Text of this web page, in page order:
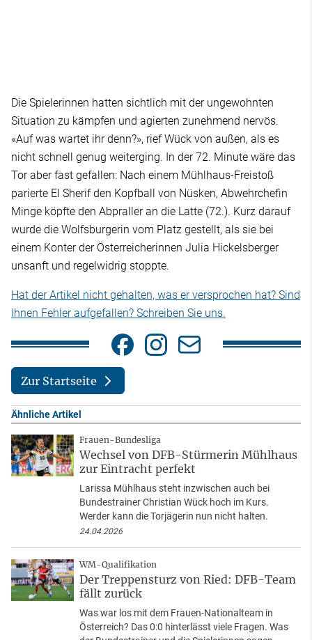
Die Spielerinnen hatten sichtlich mit der ungewohnten
Situation zu kämpfen und agierten zunehmend nervös.
«Auf was wartet ihr denn?», rief Wück von außen, als es
nicht schnell genug weiterging. In der 72. Minute wäre das
Tor aber fast gefallen: Nach einem Mühlhaus-Freistoß
parierte El Sherif den Kopfball von Nüsken, Abwehrchefin
Minge köpfte den Abpraller an die Latte (72.). Kurz darauf
wurde die Wolfsburgerin vom Platz gestellt, als sie bei
einem Konter der Österreicherinnen Julia Hickelsberger
unsanft und regelwidrig stoppte.
Hat der Artikel nicht gehalten, was er versprochen hat? Sind
Ihnen Fehler aufgefallen? Schreiben Sie uns.
Zur Startseite
Ähnliche Artikel
Frauen-Bundesliga
Wechsel von DFB-Stürmerin Mühlhaus
zur Eintracht perfekt
Larissa Mühlhaus steht inzwischen auch bei
Bundestrainer Christian Wück hoch im Kurs.
Werder kann die Torjägerin nun nicht halten.
24.04.2026
WM-Qualifikation
Der Treppensturz von Ried: DFB-Team
fällt zurück
Was war los mit dem Frauen-Nationalteam in
Österreich? Das 0:0 hinterlässt viele Fragen. Was